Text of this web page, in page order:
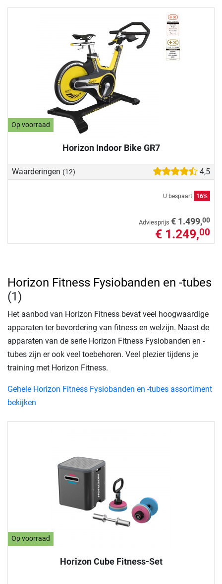
Op voorraad
Horizon Indoor Bike GR7
Waarderingen (12) 4,5
U bespaart 16%
Adviesprijs € 1.499,00
€ 1.249,00
Op voorraad
Horizon Cube Fitness-Set
Horizon Fitness Fysiobanden en -tubes
(1)
Het aanbod van Horizon Fitness bevat veel hoogwaardige
apparaten ter bevordering van fitness en welzijn. Naast de
apparaten van de serie Horizon Fitness Fysiobanden en -
tubes zijn er ook veel toebehoren. Veel plezier tijdens je
training met Horizon Fitness.
Gehele Horizon Fitness Fysiobanden en -tubes assortiment
bekijken